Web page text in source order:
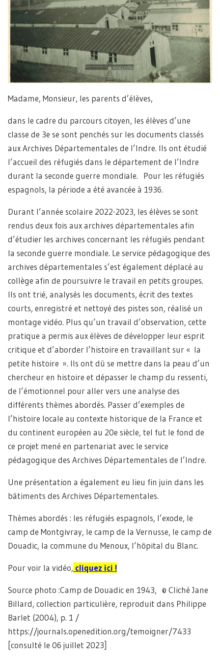
Madame, Monsieur, les parents d’élèves,
dans le cadre du parcours citoyen, les élèves d’une
classe de 3e se sont penchés sur les documents classés
aux Archives Départementales de l’Indre. Ils ont étudié
l’accueil des réfugiés dans le département de l’Indre
durant la seconde guerre mondiale. Pour les réfugiés
espagnols, la période a été avancée à 1936.
Durant l’année scolaire 2022-2023, les élèves se sont
rendus deux fois aux archives départementales afin
d’étudier les archives concernant les réfugiés pendant
la seconde guerre mondiale. Le service pédagogique des
archives départementales s’est également déplacé au
collège afin de poursuivre le travail en petits groupes.
Ils ont trié, analysés les documents, écrit des textes
courts, enregistré et nettoyé des pistes son, réalisé un
montage vidéo. Plus qu’un travail d’observation, cette
pratique a permis aux élèves de développer leur esprit
critique et d’aborder l’histoire en travaillant sur « la
petite histoire ». Ils ont dû se mettre dans la peau d’un
chercheur en histoire et dépasser le champ du ressenti,
de l’émotionnel pour aller vers une analyse des
différents thèmes abordés. Passer d’exemples de
l’histoire locale au contexte historique de la France et
du continent européen au 20e siècle, tel fut le fond de
ce projet mené en partenariat avec le service
pédagogique des Archives Départementales de l’Indre.
Une présentation a également eu lieu fin juin dans les
bâtiments des Archives Départementales.
Thèmes abordés : les réfugiés espagnols, l’exode, le
camp de Montgivray, le camp de la Vernusse, le camp de
Douadic, la commune du Menoux, l’hôpital du Blanc.
Pour voir la vidéo, cliquez ici !
Source photo :Camp de Douadic en 1943, © Cliché Jane
Billard, collection particulière, reproduit dans Philippe
Barlet (2004), p. 1 /
https://journals.openedition.org/temoigner/7433
[consulté le 06 juillet 2023]